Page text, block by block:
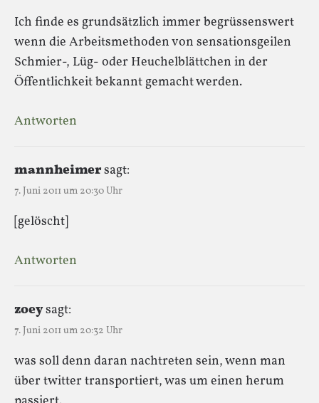
Ich finde es grundsätzlich immer begrüssenswert
wenn die Arbeitsmethoden von sensationsgeilen
Schmier-, Lüg- oder Heuchelblättchen in der
Öffentlichkeit bekannt gemacht werden.
Antworten
mannheimersagt:
7. Juni 2011 um 20:30 Uhr
[gelöscht]
Antworten
zoeysagt:
7. Juni 2011 um 20:32 Uhr
was soll denn daran nachtreten sein, wenn man
über twitter transportiert, was um einen herum